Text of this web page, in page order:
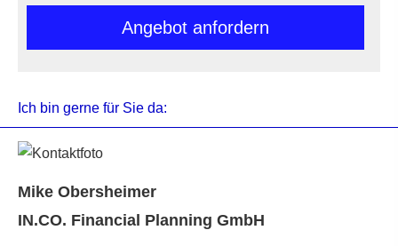
An­ge­bot an­for­dern
Ich bin gerne für Sie da:
Mike Obersheimer
IN.CO. Financial Planning GmbH